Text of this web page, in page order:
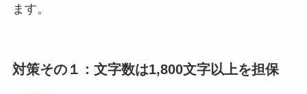
ます。
対策その１ : 文字数は1,800文字以上を担保